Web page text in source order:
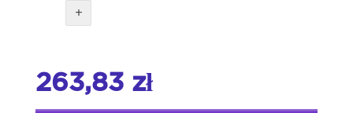
+
263,83 zł